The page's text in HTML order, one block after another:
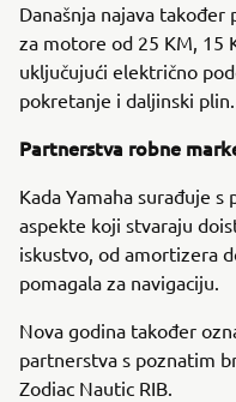
Današnja najava
za motore od 25 KM, 15
uključujući električno
pokretanje i daljinski plin.
Partnerstva robne
Kada Yamaha surađuje
aspekte koji stvaraju
iskustvo, od amortizera
pomagala za navigaciju.
Nova godina također
partnerstva s poznatim
Zodiac Nautic RIB.